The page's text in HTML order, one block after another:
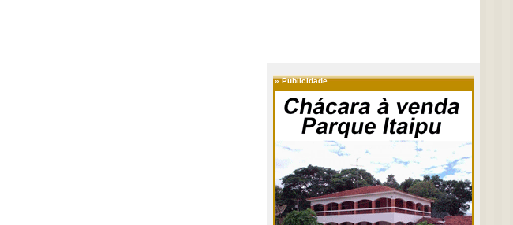
»Publicidade